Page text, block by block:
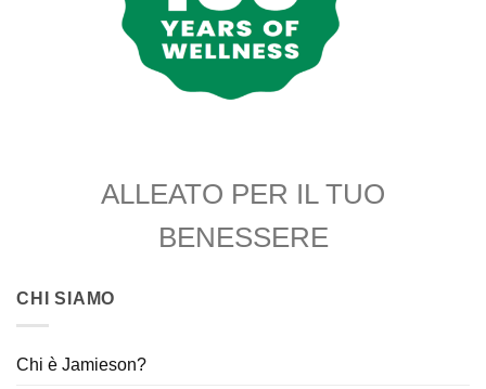
ALLEATO PER IL TUO
BENESSERE
CHI SIAMO
Chi è Jamieson?